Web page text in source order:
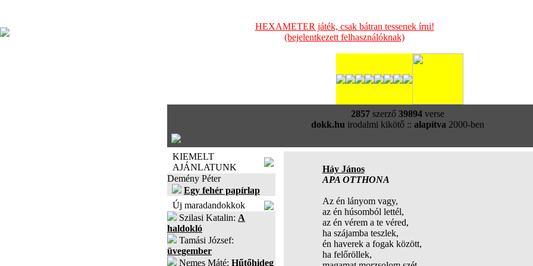
HEXAMETER játék, csak bátran tessenek írni!
(bejelentkezett felhasználóknak)
2857szerző 39894verse
dokk.hu irodalmi kikötő :: alapítva 2000-ben
KIEMELT
AJÁNLATUNK
Demény Péter
Egy fehér papírlap
Új maradandokkok
Szilasi Katalin: A
haldokló
Tamási József:
üvegember
Nemes Máté: Hűtőhideg
Háy János
APA OTTHONA
Az én lányom vagy,
az én húsomból lettél,
az én vérem a te véred,
ha szájamba teszlek,
én haverek a fogak között,
ha felőröllek,